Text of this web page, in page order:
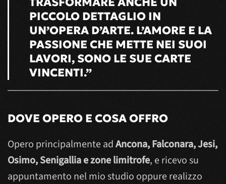
PICCOLO DETTAGLIO IN
UN’OPERA D’ARTE. L’AMORE E LA
PASSIONE CHE METTE NEI SUOI
LAVORI, SONO LE SUE CARTE
VINCENTI.”
DOVE OPERO E COSA OFFRO
Opero principalmente adAncona, Falconara, Jesi,
Osimo, Senigallia e zone limitrofe, e ricevo su
appuntamento nel mio studio oppure realizzo